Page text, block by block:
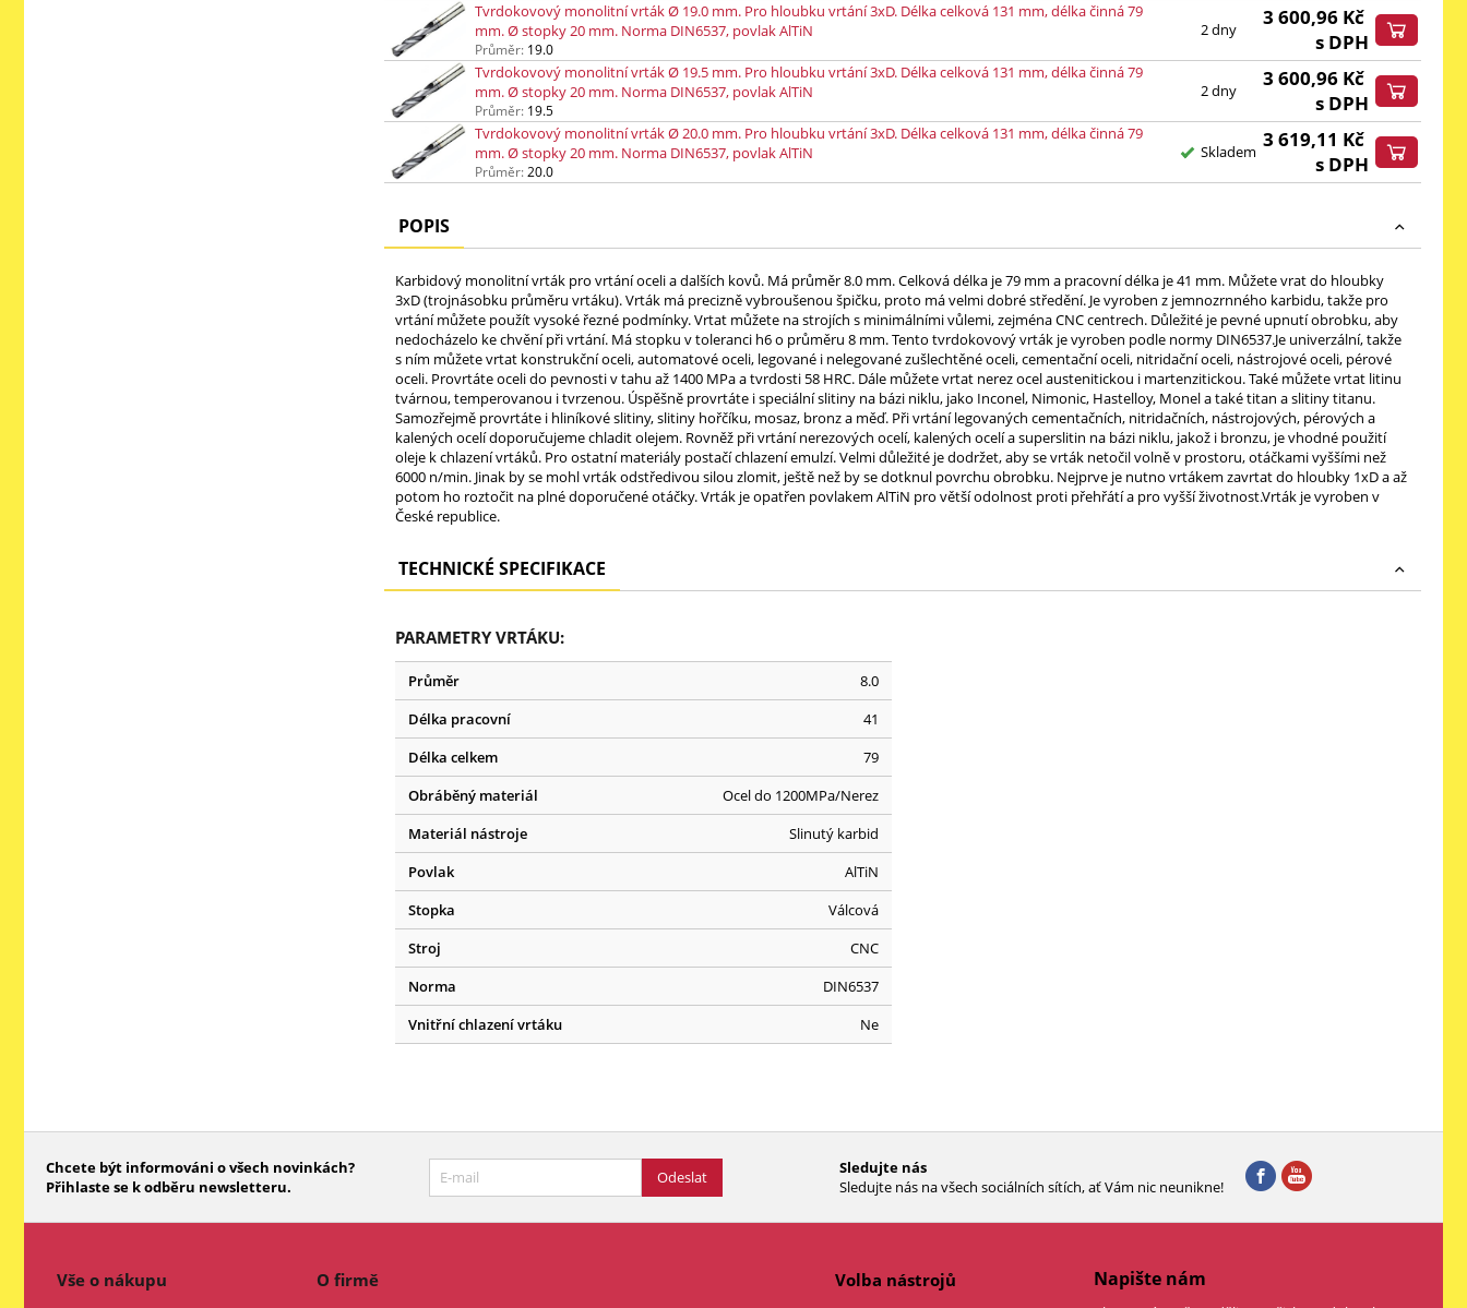
Tvrdokovový monolitní vrták Ø 19.0 mm. Pro hloubku vrtání 3xD. Délka celková 131 mm, délka činná 79
mm. Ø stopky 20 mm. Norma DIN6537, povlak AlTiN
Průměr: 19.0
2 dny 3 600,96 Kč
s DPH
Tvrdokovový monolitní vrták Ø 19.5 mm. Pro hloubku vrtání 3xD. Délka celková 131 mm, délka činná 79
mm. Ø stopky 20 mm. Norma DIN6537, povlak AlTiN
Průměr: 19.5
2 dny 3 600,96 Kč
s DPH
Tvrdokovový monolitní vrták Ø 20.0 mm. Pro hloubku vrtání 3xD. Délka celková 131 mm, délka činná 79
mm. Ø stopky 20 mm. Norma DIN6537, povlak AlTiN
Průměr:20.0
Skladem 3 619,11 Kč
s DPH
POPIS
Karbidový monolitní vrták pro vrtání oceli a dalších kovů. Má průměr 8.0 mm. Celková délka je 79 mm a pracovní délka je 41 mm. Můžete vrat do hloubky
3xD (trojnásobku průměru vrtáku). Vrták má precizně vybroušenou špičku, proto má velmi dobré středění. Je vyroben z jemnozrnného karbidu, takže pro
vrtání můžete použít vysoké řezné podmínky. Vrtat můžete na strojích s minimálními vůlemi, zejména CNC centrech. Důležité je pevné upnutí obrobku, aby
nedocházelo ke chvění při vrtání. Má stopku v toleranci h6 o průměru 8 mm. Tento tvrdokovový vrták je vyroben podle normy DIN6537.Je univerzální, takže
s ním můžete vrtat konstrukční oceli, automatové oceli, legované i nelegované zušlechtěné oceli, cementační oceli, nitridační oceli, nástrojové oceli, pérové
oceli. Provrtáte oceli do pevnosti v tahu až 1400 MPa a tvrdosti 58 HRC. Dále můžete vrtat nerez ocel austenitickou i martenzitickou. Také můžete vrtat litinu
tvárnou, temperovanou i tvrzenou. Úspěšně provrtáte i speciální slitiny na bázi niklu, jako Inconel, Nimonic, Hastelloy, Monel a také titan a slitiny titanu.
Samozřejmě provrtáte i hliníkové slitiny, slitiny hořčíku, mosaz, bronz a měď. Při vrtání legovaných cementačních, nitridačních, nástrojových, pérových a
kalených ocelí doporučujeme chladit olejem. Rovněž při vrtání nerezových ocelí, kalených ocelí a superslitin na bázi niklu, jakož i bronzu, je vhodné použití
oleje k chlazení vrtáků. Pro ostatní materiály postačí chlazení emulzí. Velmi důležité je dodržet, aby se vrták netočil volně v prostoru, otáčkami vyššími než
6000 n/min. Jinak by se mohl vrták odstředivou silou zlomit, ještě než by se dotknul povrchu obrobku. Nejprve je nutno vrtákem zavrtat do hloubky 1xD a až
potom ho roztočit na plné doporučené otáčky. Vrták je opatřen povlakem AlTiN pro větší odolnost proti přehřátí a pro vyšší životnost.Vrták je vyroben v
České republice.
TECHNICKÉ SPECIFIKACE
PARAMETRY VRTÁKU:
Průměr
8.0
Délka pracovní
41
Délka celkem
79
Obráběný materiál
Ocel do 1200MPa/Nerez
Materiál nástroje
Slinutý karbid
Povlak
AlTiN
Stopka
Válcová
Stroj
CNC
Norma
DIN6537
Vnitřní chlazení vrtáku
Ne
Chcete být informováni o všech novinkách?
Přihlaste se k odběru newsletteru.
Odeslat
Sledujte nás
Sledujte nás na všech sociálních sítích, ať Vám nic neunikne!
Vše o nákupu O firmě Volba nástrojů Napište nám